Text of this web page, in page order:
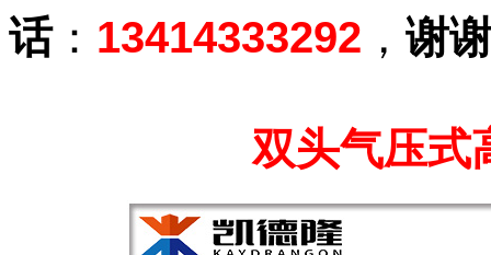
话： 13414333292 ， 谢
双头气压式